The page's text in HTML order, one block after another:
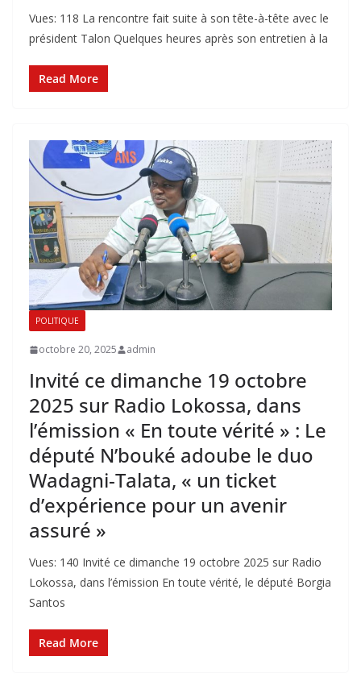
Vues: 118 La rencontre fait suite à son tête-à-tête avec le
président Talon ‎Quelques heures après son entretien à la
Read More
POLITIQUE
octobre 20, 2025 admin
Invité ce dimanche 19 octobre
2025 sur Radio Lokossa, dans
l’émission « En toute vérité » : Le
député N’bouké adoube le duo
Wadagni-Talata, « un ticket
d’expérience pour un avenir
assuré »
Vues: 140 Invité ce dimanche 19 octobre 2025 sur Radio
Lokossa, dans l’émission En toute vérité, le député Borgia
Santos
Read More